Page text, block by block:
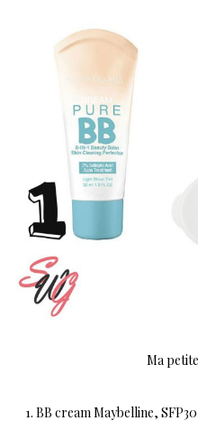
Ma
1. BB cream Maybelline,